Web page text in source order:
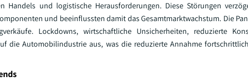
Handels und logistische Herausforderungen. Diese Störungen
und beeinflussten damit das Gesamtmarktwachstum. Die
Lockdowns, wirtschaftliche Unsicherheiten, reduzierte
die Automobilindustrie aus, was die reduzierte Annahme